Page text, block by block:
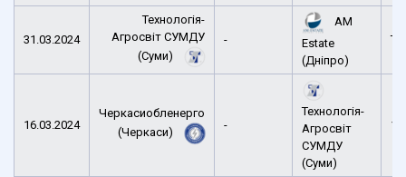
31.03.2024
Технологія-
Агросвіт СУМДУ
(Суми)
-
AM
Estate
(Дніпро)
16.03.2024
Черкасиобленерго
(Черкаси)
-
Технологія-
Агросвіт
СУМДУ
(Суми)